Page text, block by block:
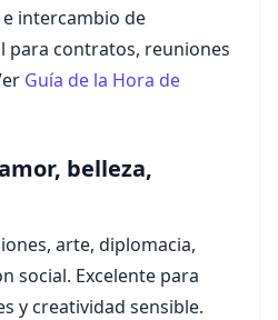
intercambio de
para contratos, reuniones
Guía de la Hora de
belleza,
arte, diplomacia,
social. Excelente para
y creatividad sensible.